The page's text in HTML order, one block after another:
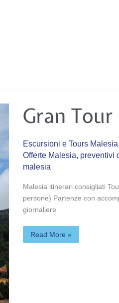
Gran
Escursioni e Tours Malesia,
Offerte Malesia, preventivi
malesia
Malesia itinerari consigliati
persone) Partenze con
giornaliere
Gran
Tour
della
Read More »